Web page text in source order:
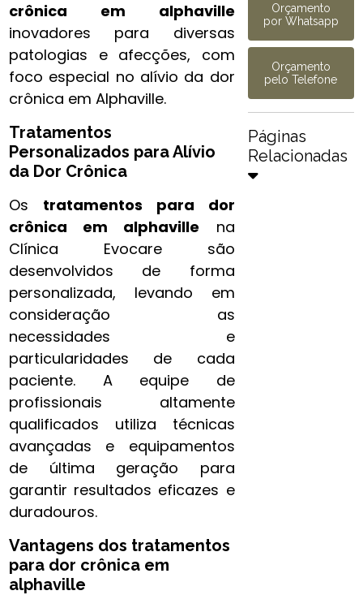
crônica​ em alphaville
inovadores para diversas
patologias e afecções, com
foco especial no alívio da dor
crônica em Alphaville.
Tratamentos
Personalizados para Alívio
da Dor Crônica
Os tratamentos para dor
crônica​ em alphaville na
Clínica Evocare são
desenvolvidos de forma
personalizada, levando em
consideração as
necessidades e
particularidades de cada
paciente. A equipe de
profissionais altamente
qualificados utiliza técnicas
avançadas e equipamentos
de última geração para
garantir resultados eficazes e
duradouros.
Vantagens dos tratamentos
para dor crônica​ em
alphaville
Orçamento
por Whatsapp
Orçamento
pelo Telefone
Páginas
Relacionadas